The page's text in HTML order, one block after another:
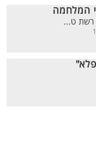
המלחמה
רשת ט...